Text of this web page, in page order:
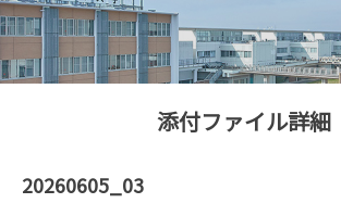
添付ファイル詳細
20260605_03